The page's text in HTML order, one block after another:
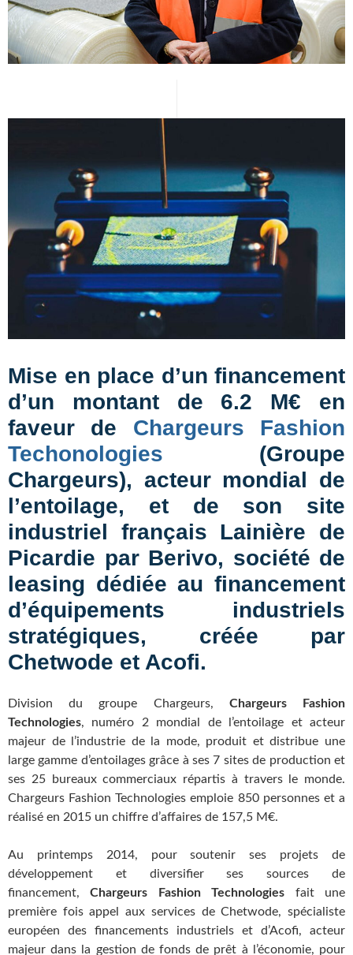
Mise en place d’un financement
d’un montant de 6.2 M€ en
faveur de Chargeurs Fashion
Techonologies (Groupe
Chargeurs), acteur mondial de
l’entoilage, et de son site
industriel français Lainière de
Picardie par Berivo, société de
leasing dédiée au financement
d’équipements industriels
stratégiques, créée par
Chetwode et Acofi.
Division du groupe Chargeurs, Chargeurs Fashion
Technologies, numéro 2 mondial de l’entoilage et acteur
majeur de l’industrie de la mode, produit et distribue une
large gamme d’entoilages grâce à ses 7 sites de production et
ses 25 bureaux commerciaux répartis à travers le monde.
Chargeurs Fashion Technologies emploie 850 personnes et a
réalisé en 2015 un chiffre d’affaires de 157,5 M€.
Au printemps 2014, pour soutenir ses projets de
développement et diversifier ses sources de
financement,Chargeurs Fashion Technologies fait une
première fois appel aux services de Chetwode, spécialiste
européen des financements industriels et d’Acofi, acteur
majeur dans la gestion de fonds de prêt à l’économie, pour